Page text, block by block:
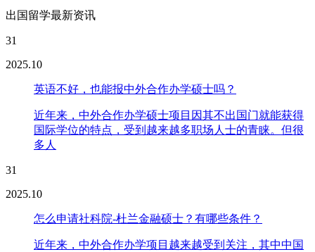
出国留学最新资讯
31
2025.10
英语不好，也能报中外合作办学硕士吗？
近年来，中外合作办学硕士项目因其不出国门就能获得
国际学位的特点，受到越来越多职场人士的青睐。但很
多人
31
2025.10
怎么申请社科院-杜兰金融硕士？有哪些条件？
近年来，中外合作办学项目越来越受到关注，其中中国